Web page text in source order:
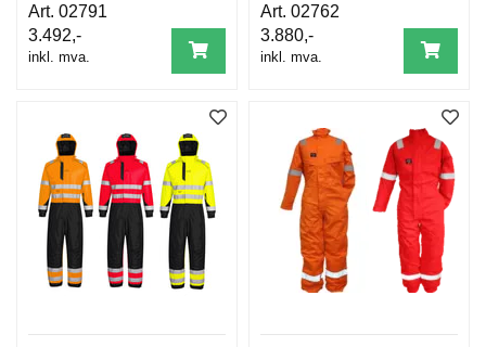
02791
3.492,-
inkl. mva.
02762
3.880,-
inkl. mva.